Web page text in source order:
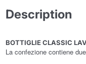
Description
BOTTIGLIE CLASSIC
La confezione contiene